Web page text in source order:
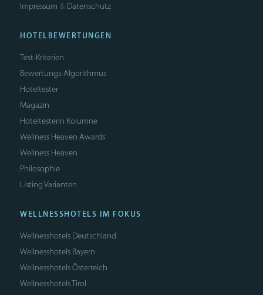
Impressum & Datenschutz
HOTELBEWERTUNGEN
Test-Kriterien
Bewertungs-Algorithmus
Hoteltester
Magazin
Hoteltesterin Kolumne
Wellness Heaven Awards
Wellness Heaven
Philosophie
Listing Varianten
WELLNESSHOTELS IM FOKUS
Wellnesshotels Deutschland
Wellnesshotels Bayern
Wellnesshotels Österreich
Wellnesshotels Tirol